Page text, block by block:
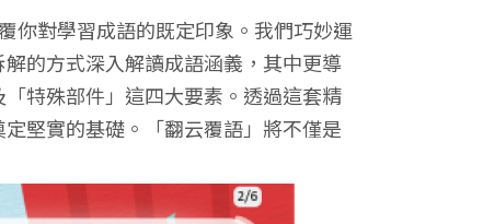
你對學習成語的既定印象。我們巧妙運
的方式深入解讀成語涵義，其中更導
特殊部件」這四大要素。透過這套精
堅實的基礎。「翻云覆語」將不僅是